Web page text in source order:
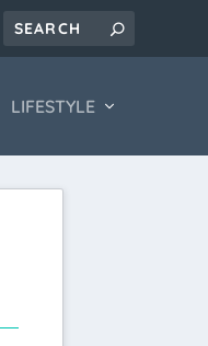
LIFESTYLE